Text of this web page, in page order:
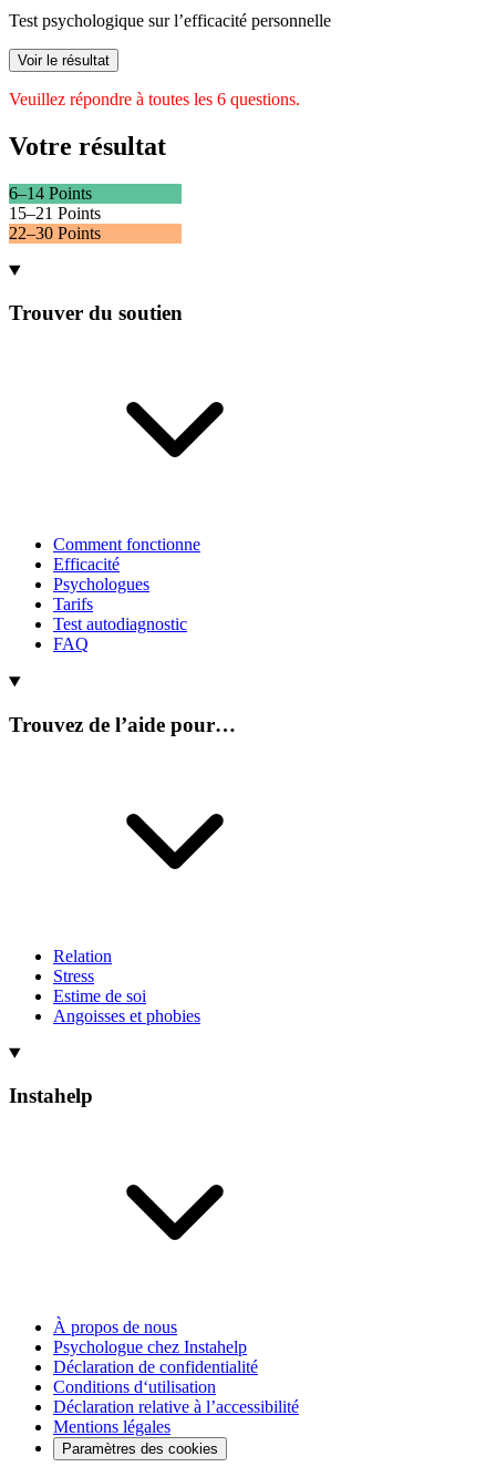
Test psychologique sur l’efficacité personnelle
Voir le résultat
Veuillez répondre à toutes les 6 questions.
Votre résultat
6–14 Points
15–21 Points
22–30 Points
Trouver du soutien
Comment fonctionne
Efficacité
Psychologues
Tarifs
Test autodiagnostic
FAQ
Trouvez de l’aide pour…
Relation
Stress
Estime de soi
Angoisses et phobies
Instahelp
À propos de nous
Psychologue chez Instahelp
Déclaration de confidentialité
Conditions d‘utilisation
Déclaration relative à l’accessibilité
Mentions légales
Paramètres des cookies